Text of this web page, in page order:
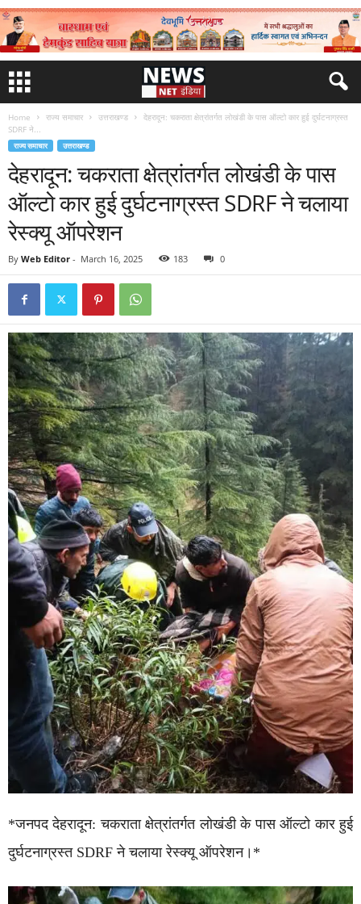
Home राज्य समाचार उत्तराखण्ड
देहरादून: चकराता क्षेत्रांतर्गत लोखंडी के पास ऑल्टो कार हुई दुर्घटनाग्रस्त
SDRF ने...
राज्य समाचार उत्तराखण्ड
देहरादून: चकराता क्षेत्रांतर्गत लोखंडी के पास
ऑल्टो कार हुई दुर्घटनाग्रस्त SDRF ने चलाया
रेस्क्यू ऑपरेशन
By Web Editor - March 16, 2025 183 0
*जनपद देहरादून: चकराता क्षेत्रांतर्गत लोखंडी के पास ऑल्टो कार हुई
दुर्घटनाग्रस्त SDRF ने चलाया रेस्क्यू ऑपरेशन।*